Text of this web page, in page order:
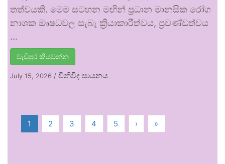
තත්වයකි. මෙම සටහන මඟින් ප්‍රධාන මානසික රෝග
නාශක ඖෂධවල සැබෑ ක්‍රියාකාරීත්වය, ප්‍රචණ්ඩත්වය
…
වැඩිපුර කියවන්න
July 15, 2026 / විනිවිද සායනය
1 2 3 4 5 › »